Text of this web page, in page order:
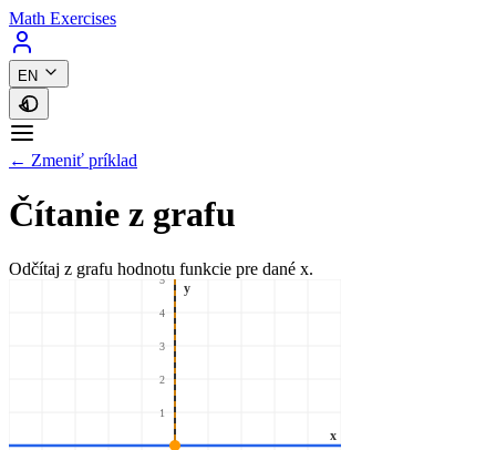
Math Exercises
EN
← Zmeniť príklad
Čítanie z grafu
Odčítaj z grafu hodnotu funkcie pre dané x.
1
2
3
4
5
x
y